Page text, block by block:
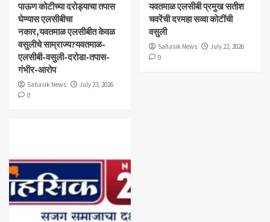
पाऊण कोटीच्या दरोड्याचा तपास
घेण्यास एलसीबीचा
नकार,यवतमाळ एलसीबीत केवळ
वसुलीचे साम्राज्य?यवतमाळ-
एलसीबी-वसुली-दरोडा-तपास-
गंभीर-आरोप
Sahasik News
July 23, 2026
0
यवतमाळ एलसीबी प्रमुख सतीश
चवरेंची दरमहा सव्वा कोटींची
वसुली
Sahasik News
July 22, 2026
0